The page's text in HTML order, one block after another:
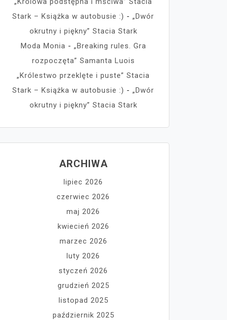
Stark – Książka w autobusie :) - „Dwór
okrutny i piękny” Stacia Stark
Moda Monia - „Breaking rules. Gra
rozpoczęta” Samanta Luois
„Królestwo przeklęte i puste” Stacia
Stark – Książka w autobusie :) - „Dwór
okrutny i piękny” Stacia Stark
ARCHIWA
lipiec 2026
czerwiec 2026
maj 2026
kwiecień 2026
marzec 2026
luty 2026
styczeń 2026
grudzień 2025
listopad 2025
październik 2025